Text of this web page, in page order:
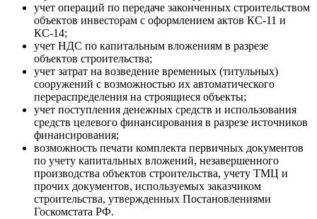
учет операций по передаче законченных строительством
объектов инвесторам с оформлением актов КС-11 и
КС-14;
учет НДС по капитальным вложениям в разрезе
объектов строительства;
учет затрат на возведение временных (титульных)
сооружений с возможностью их автоматического
перераспределения на строящиеся объекты;
учет поступления денежных средств и использования
средств целевого финансирования в разрезе источников
финансирования;
возможность печати комплекта первичных документов
по учету капитальных вложений, незавершенного
производства объектов строительства, учету ТМЦ и
прочих документов, используемых заказчиком
строительства, утвержденных Постановлениями
Госкомстата РФ.